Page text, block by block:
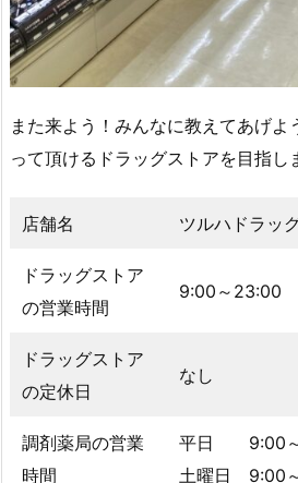
また来よう！みんなに教えてあげ
って頂けるドラッグストアを目指し
店舗名 ツルハドラッ
ドラッグストア
の営業時間
9:00～23:00
ドラッグストア
の定休日
なし
調剤薬局の営業
時間
平日 9:00～
土曜日 9:00